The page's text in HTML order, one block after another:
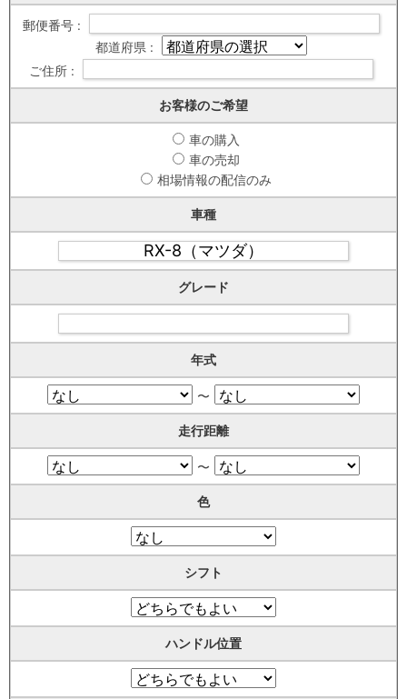
郵便番号 :
都道府県 :
ご住所 :
お客様のご希望
車の購入
車の売却
相場情報の配信のみ
車種
グレード
年式
〜
走行距離
〜
色
シフト
ハンドル位置